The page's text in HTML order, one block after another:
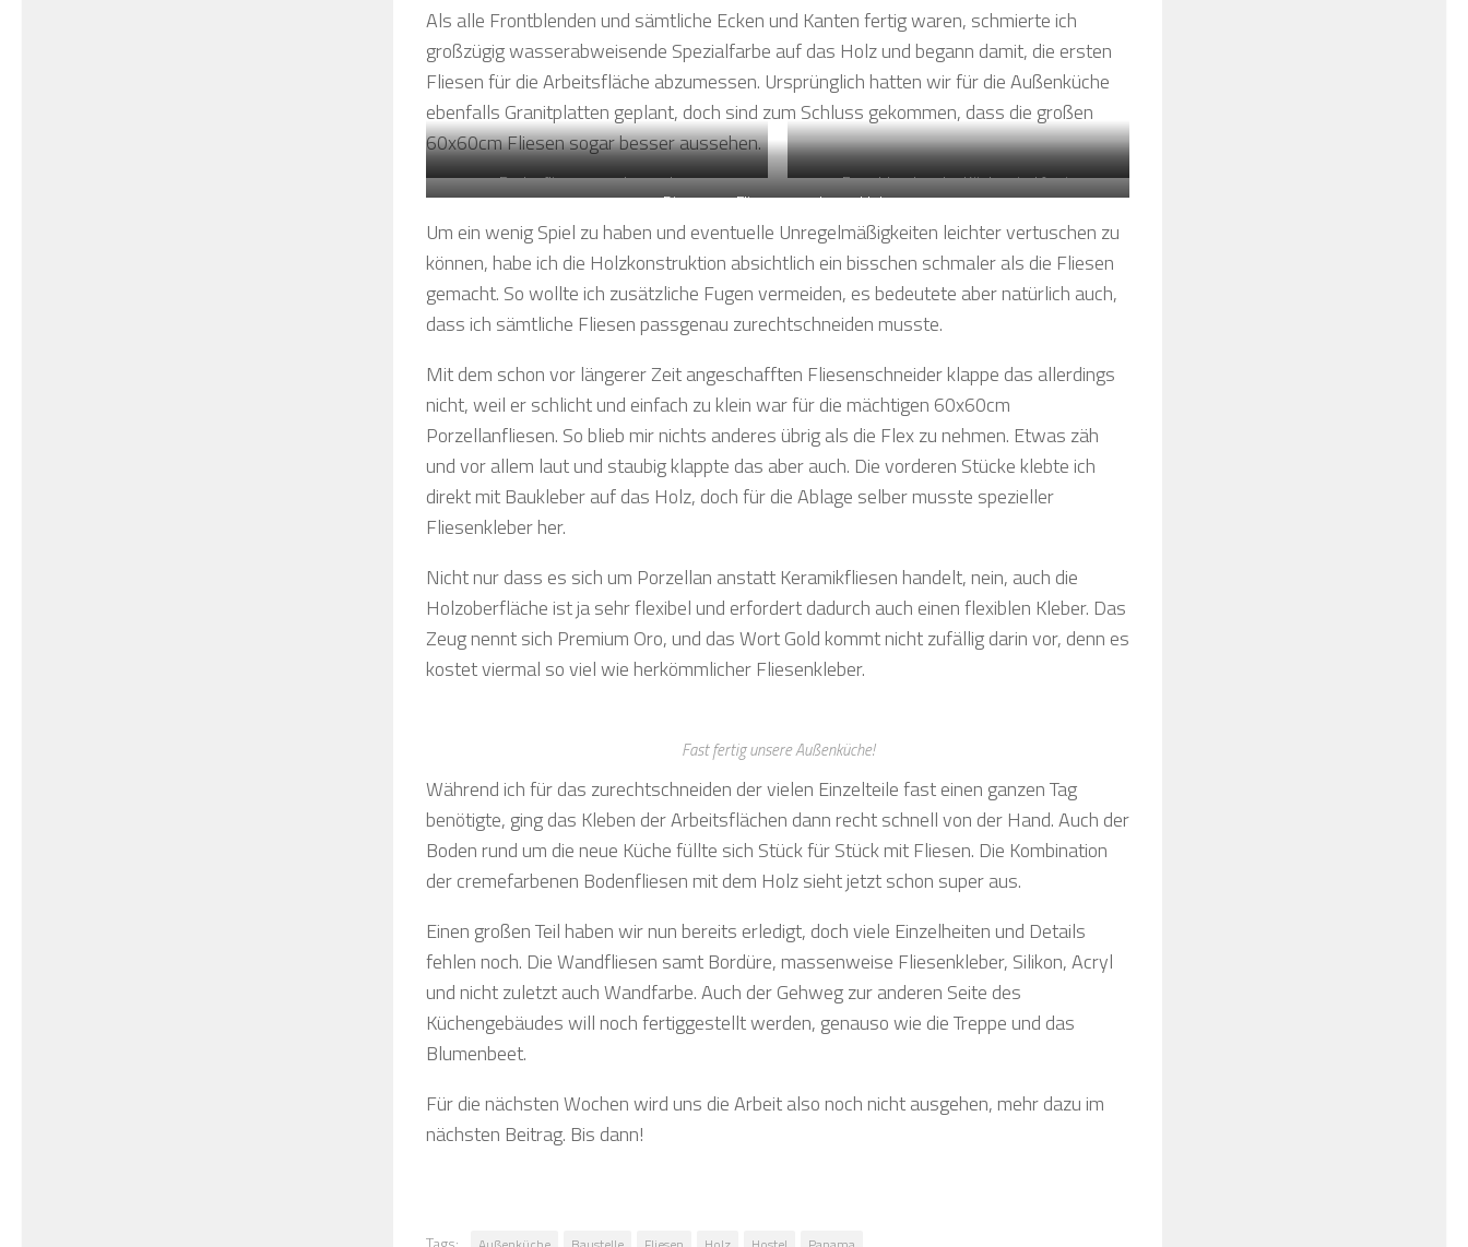
Als alle Frontblenden und sämtliche Ecken und Kanten fertig waren, schmierte ich
großzügig wasserabweisende Spezialfarbe auf das Holz und begann damit, die ersten
Fliesen für die Arbeitsfläche abzumessen. Ursprünglich hatten wir für die Außenküche
ebenfalls Granitplatten geplant, doch sind zum Schluss gekommen, dass die großen
60x60cm Fliesen sogar besser aussehen.
Bodenfliesen werden verlegt
Frontblenden der Küche sind fertig
Die ersten Fliesen werden geklebt
Um ein wenig Spiel zu haben und eventuelle Unregelmäßigkeiten leichter vertuschen zu
können, habe ich die Holzkonstruktion absichtlich ein bisschen schmaler als die Fliesen
gemacht. So wollte ich zusätzliche Fugen vermeiden, es bedeutete aber natürlich auch,
dass ich sämtliche Fliesen passgenau zurechtschneiden musste.
Mit dem schon vor längerer Zeit angeschafften Fliesenschneider klappe das allerdings
nicht, weil er schlicht und einfach zu klein war für die mächtigen 60x60cm
Porzellanfliesen. So blieb mir nichts anderes übrig als die Flex zu nehmen. Etwas zäh
und vor allem laut und staubig klappte das aber auch. Die vorderen Stücke klebte ich
direkt mit Baukleber auf das Holz, doch für die Ablage selber musste spezieller
Fliesenkleber her.
Nicht nur dass es sich um Porzellan anstatt Keramikfliesen handelt, nein, auch die
Holzoberfläche ist ja sehr flexibel und erfordert dadurch auch einen flexiblen Kleber. Das
Zeug nennt sich Premium Oro, und das Wort Gold kommt nicht zufällig darin vor, denn es
kostet viermal so viel wie herkömmlicher Fliesenkleber.
Fast fertig unsere Außenküche!
Während ich für das zurechtschneiden der vielen Einzelteile fast einen ganzen Tag
benötigte, ging das Kleben der Arbeitsflächen dann recht schnell von der Hand. Auch der
Boden rund um die neue Küche füllte sich Stück für Stück mit Fliesen. Die Kombination
der cremefarbenen Bodenfliesen mit dem Holz sieht jetzt schon super aus.
Einen großen Teil haben wir nun bereits erledigt, doch viele Einzelheiten und Details
fehlen noch. Die Wandfliesen samt Bordüre, massenweise Fliesenkleber, Silikon, Acryl
und nicht zuletzt auch Wandfarbe. Auch der Gehweg zur anderen Seite des
Küchengebäudes will noch fertiggestellt werden, genauso wie die Treppe und das
Blumenbeet.
Für die nächsten Wochen wird uns die Arbeit also noch nicht ausgehen, mehr dazu im
nächsten Beitrag. Bis dann!